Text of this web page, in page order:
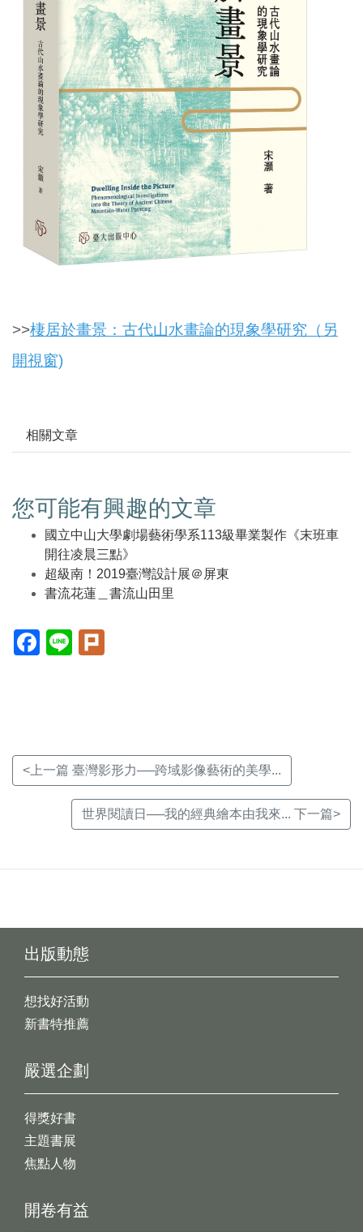
>>棲居於畫景：古代山水畫論的現象學研究（另
開視窗)
相關文章
您可能有興趣的文章
國立中山大學劇場藝術學系113級畢業製作《末班車
開往凌晨三點》
超級南！2019臺灣設計展＠屏東
書流花蓮＿書流山田里
Facebook(另
開
Line(另
開
<上一篇 臺灣影形力──跨域影像藝術的美學...
世界閱讀日──我的經典繪本由我來... 下一篇>
出版動態
想找好活動
新書特推薦
開卷有益
嚴選企劃
得獎好書
主題書展
焦點人物